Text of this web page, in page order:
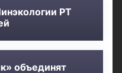
РТ
объединят